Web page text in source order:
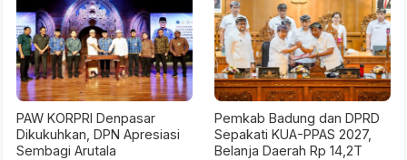
PAW KORPRI Denpasar
Dikukuhkan, DPN Apresiasi
Sembagi Arutala
Pemkab Badung dan DPRD
Sepakati KUA-PPAS 2027,
Belanja Daerah Rp 14,2T